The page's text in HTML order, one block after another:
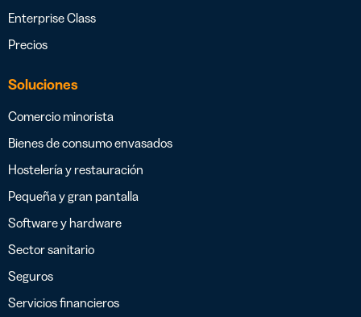
Enterprise Class
Precios
Soluciones
Comercio minorista
Bienes de consumo envasados
Hostelería y restauración
Pequeña y gran pantalla
Software y hardware
Sector sanitario
Seguros
Servicios financieros